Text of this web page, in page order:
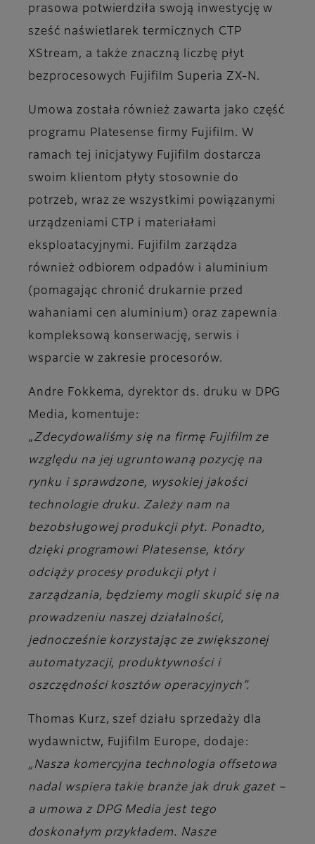
prasowa potwierdziła swoją inwestycję w
sześć naświetlarek termicznych CTP
XStream, a także znaczną liczbę płyt
bezprocesowych Fujifilm Superia ZX-N.
Umowa została również zawarta jako część
programu Platesense firmy Fujifilm. W
ramach tej inicjatywy Fujifilm dostarcza
swoim klientom płyty stosownie do
potrzeb, wraz ze wszystkimi powiązanymi
urządzeniami CTP i materiałami
eksploatacyjnymi. Fujifilm zarządza
również odbiorem odpadów i aluminium
(pomagając chronić drukarnie przed
wahaniami cen aluminium) oraz zapewnia
kompleksową konserwację, serwis i
wsparcie w zakresie procesorów.
Andre Fokkema, dyrektor ds. druku w DPG
Media, komentuje:
„Zdecydowaliśmy się na firmę Fujifilm ze
względu na jej ugruntowaną pozycję na
rynku i sprawdzone, wysokiej jakości
technologie druku. Zależy nam na
bezobsługowej produkcji płyt. Ponadto,
dzięki programowi Platesense, który
odciąży procesy produkcji płyt i
zarządzania, będziemy mogli skupić się na
prowadzeniu naszej działalności,
jednocześnie korzystając ze zwiększonej
automatyzacji, produktywności i
oszczędności kosztów operacyjnych”.
Thomas Kurz, szef działu sprzedaży dla
wydawnictw, Fujifilm Europe, dodaje:
„Nasza komercyjna technologia offsetowa
nadal wspiera takie branże jak druk gazet –
a umowa z DPG Media jest tego
doskonałym przykładem. Nasze